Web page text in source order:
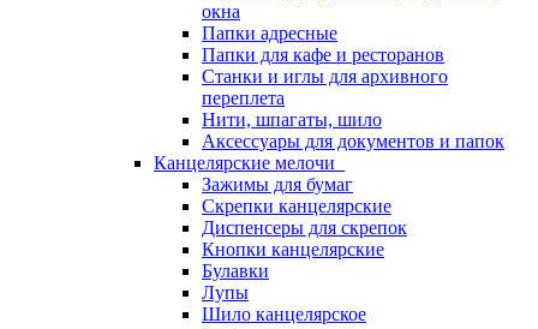
окна
Папки адресные
Папки для кафе и ресторанов
Станки и иглы для архивного
переплета
Нити, шпагаты, шило
Аксессуары для документов и папок
Канцелярские мелочи
Зажимы для бумаг
Скрепки канцелярские
Диспенсеры для скрепок
Кнопки канцелярские
Булавки
Лупы
Шило канцелярское